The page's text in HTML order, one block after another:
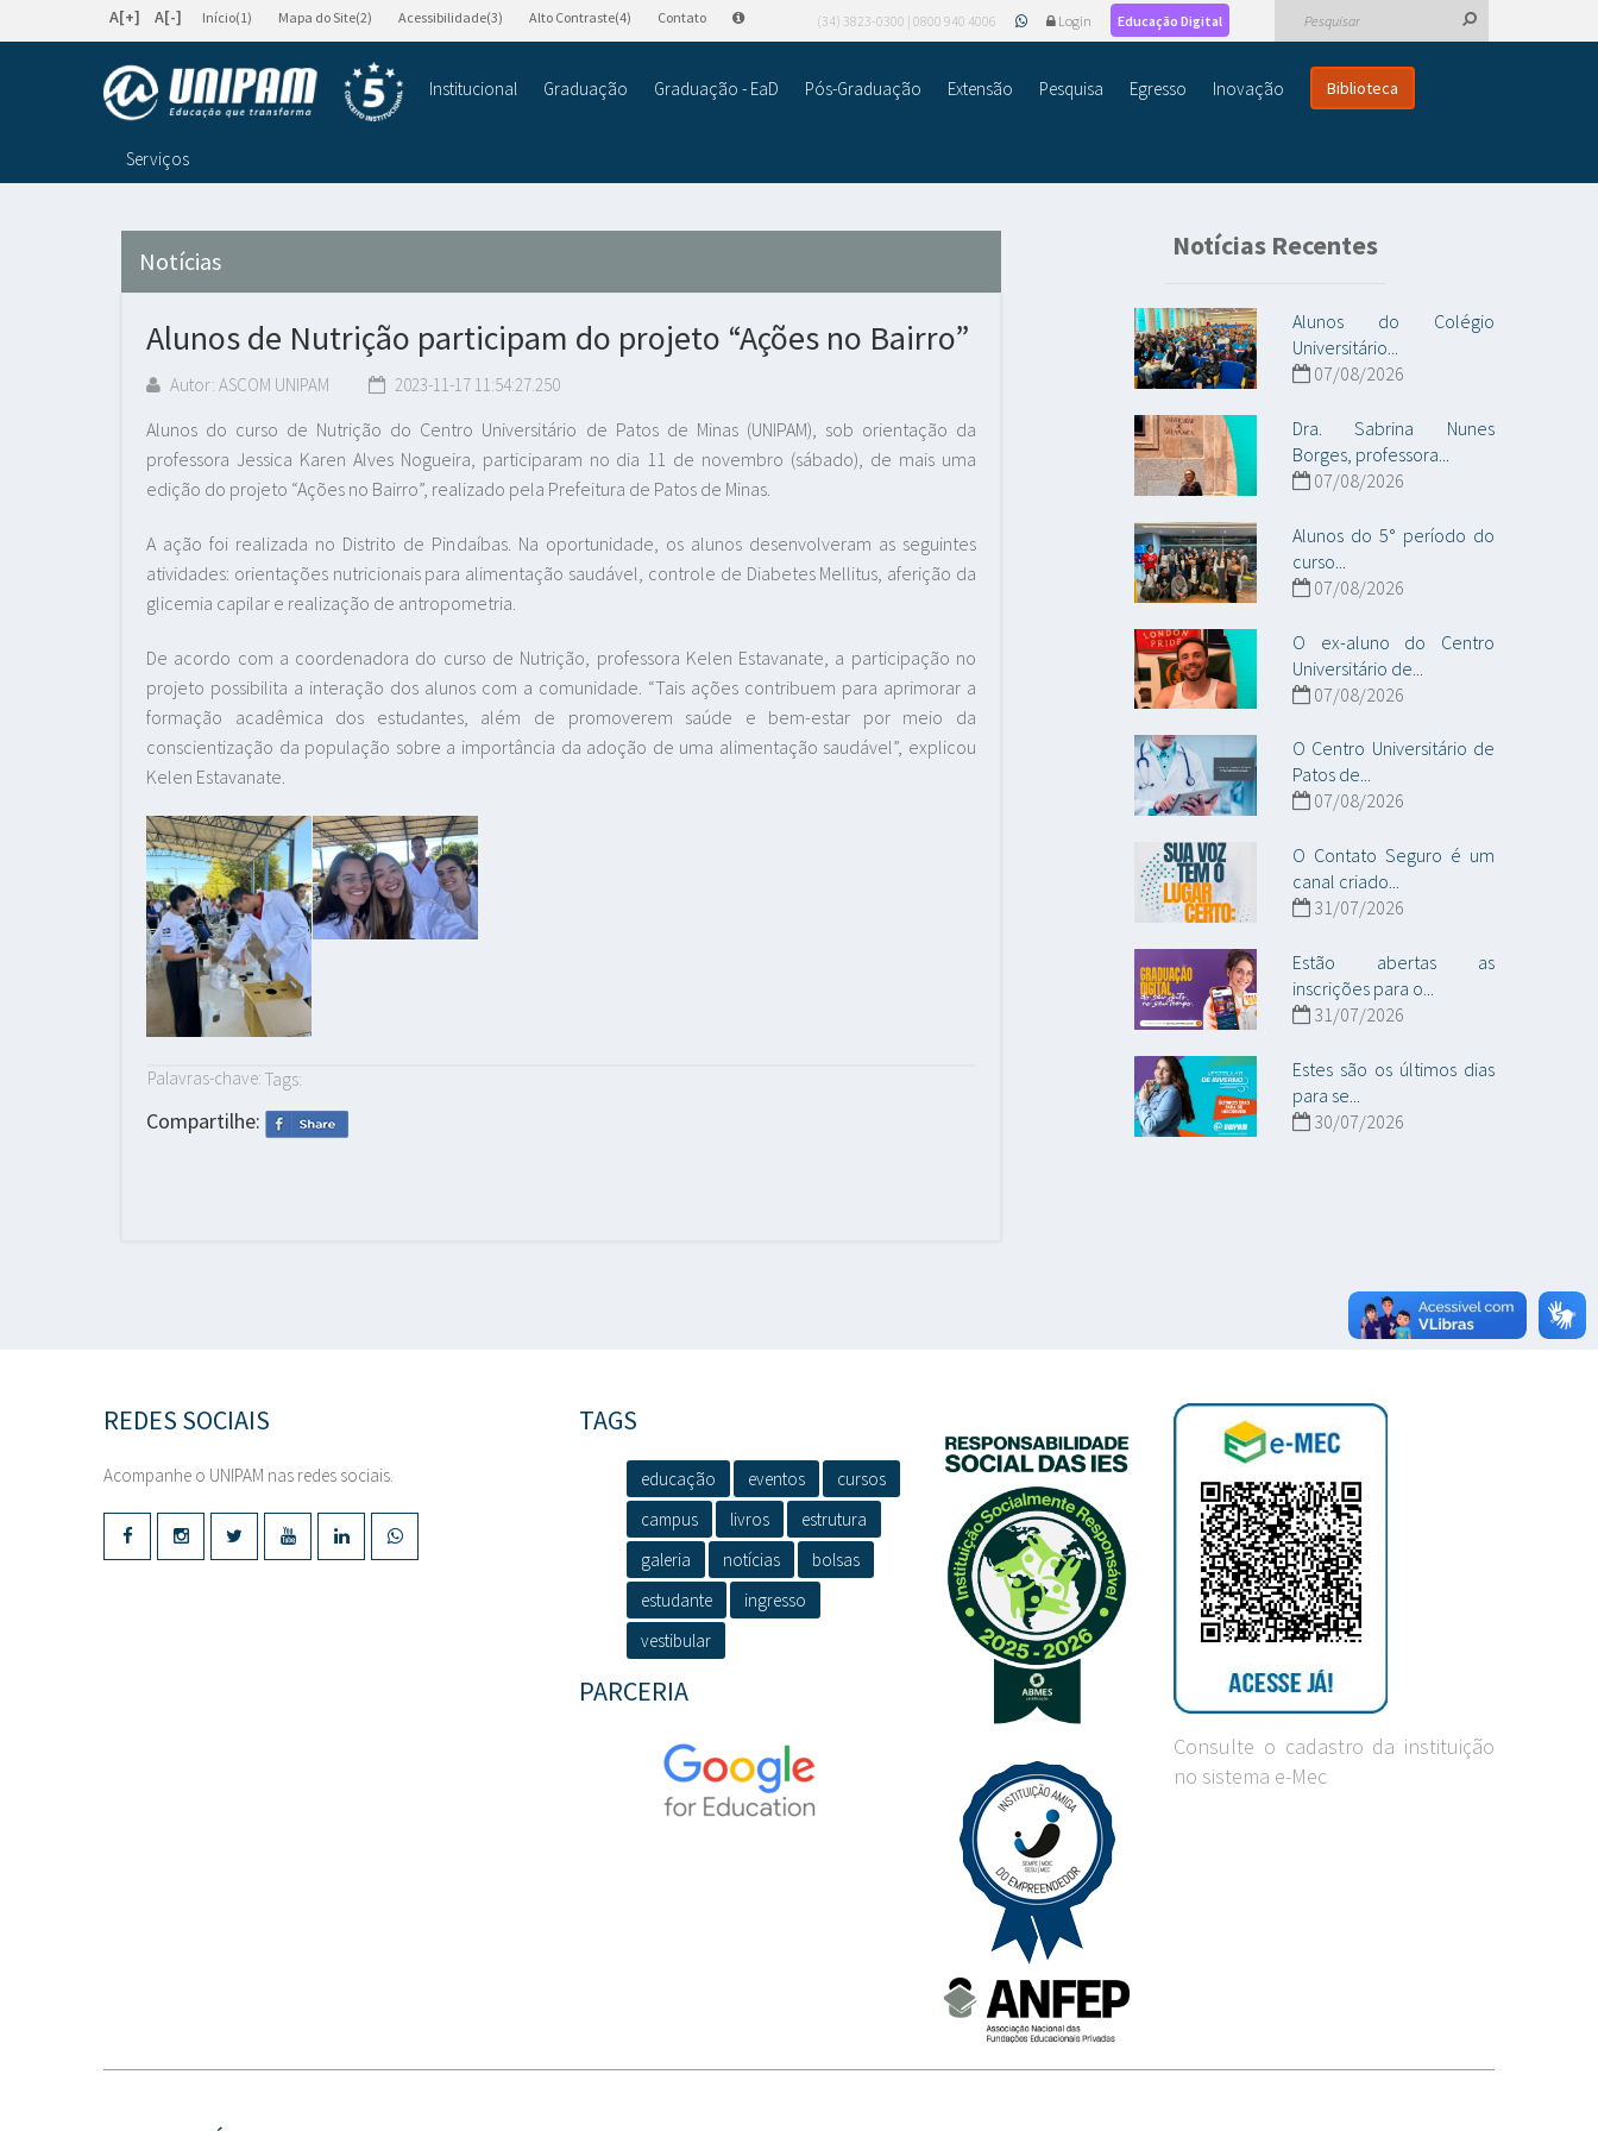
A[+] A[-] Início(1) Mapa do Site(2) Acessibilidade(3) Alto Contraste(4) Contato (34) 3823-0300 | 0800 940 4006 Login Educação Digital
Institucional Graduação Graduação - EaD Pós-Graduação Extensão Pesquisa Egresso Inovação Biblioteca
Serviços
Notícias
Alunos de Nutrição participam do projeto “Ações no Bairro”
Autor: ASCOM UNIPAM 2023-11-17 11:54:27.250
Alunos do curso de Nutrição do Centro Universitário de Patos de Minas (UNIPAM), sob orientação da
professora Jessica Karen Alves Nogueira, participaram no dia 11 de novembro (sábado), de mais uma
edição do projeto “Ações no Bairro”, realizado pela Prefeitura de Patos de Minas.
A ação foi realizada no Distrito de Pindaíbas. Na oportunidade, os alunos desenvolveram as seguintes
atividades: orientações nutricionais para alimentação saudável, controle de Diabetes Mellitus, aferição da
glicemia capilar e realização de antropometria.
De acordo com a coordenadora do curso de Nutrição, professora Kelen Estavanate, a participação no
projeto possibilita a interação dos alunos com a comunidade. “Tais ações contribuem para aprimorar a
formação acadêmica dos estudantes, além de promoverem saúde e bem-estar por meio da
conscientização da população sobre a importância da adoção de uma alimentação saudável”, explicou
Kelen Estavanate.
Palavras-chave: Tags:
Compartilhe:
Notícias Recentes
Alunos do Colégio
Universitário...
07/08/2026
Dra. Sabrina Nunes
Borges, professora...
07/08/2026
Alunos do 5° período do
curso...
07/08/2026
O ex-aluno do Centro
Universitário de...
07/08/2026
O Centro Universitário de
Patos de...
07/08/2026
O Contato Seguro é um
canal criado...
31/07/2026
Estão abertas as
inscrições para o...
31/07/2026
Estes são os últimos dias
para se...
30/07/2026
REDES SOCIAIS
Acompanhe o UNIPAM nas redes sociais.
TAGS
educação eventos
cursos
campus
livros
estrutura
galeria
notícias
bolsas
estudante
ingresso
vestibular
PARCERIA
Consulte o cadastro da instituição
no sistema e-Mec